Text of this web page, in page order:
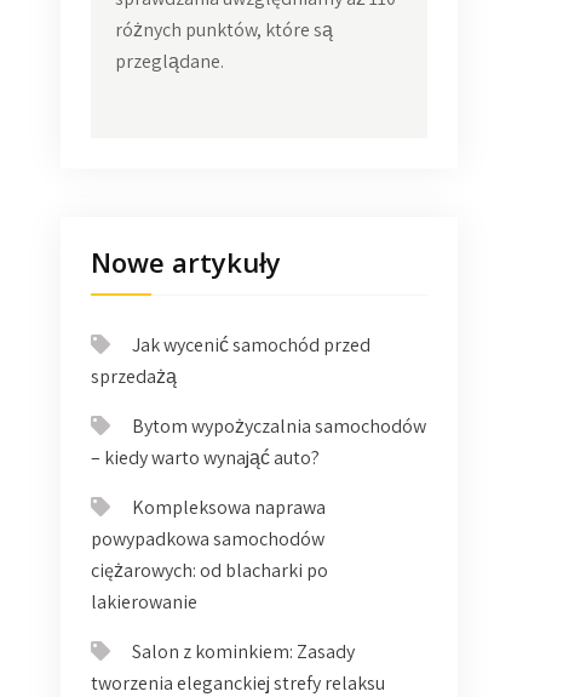
różnych punktów, które są
przeglądane.
Nowe artykuły
Jak wycenić samochód przed
sprzedażą
Bytom wypożyczalnia samochodów
– kiedy warto wynająć auto?
Kompleksowa naprawa
powypadkowa samochodów
ciężarowych: od blacharki po
lakierowanie
Salon z kominkiem: Zasady
tworzenia eleganckiej strefy relaksu